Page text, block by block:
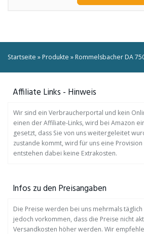
Startseite »Produkte »Rommelsbacher DA
Affiliate Links - Hinweis
Wir sind ein Verbraucherportal und kein
einen der Affiliate-Links, wird bei Amazon
gesetzt, dass Sie von uns weitergeleitet
zustande kommt, wird für uns eine Provision
entstehen dabei keine Extrakosten.
Infos zu den Preisangaben
Die Preise werden bei uns mehrmals täglich
jedoch vorkommen, dass die Preise nicht
Versandkosten höher werden. Wir